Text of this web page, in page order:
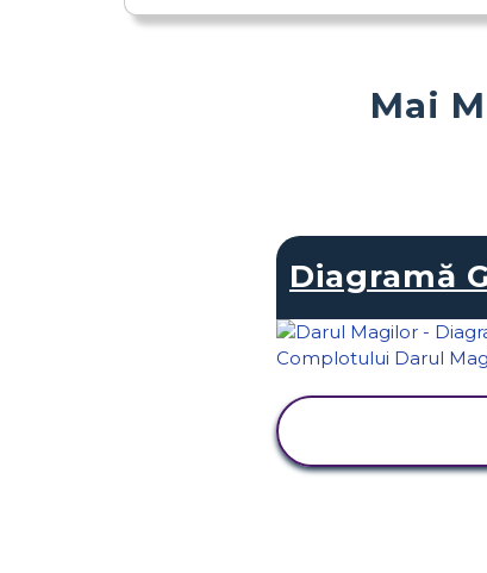
Mai
Diagramă